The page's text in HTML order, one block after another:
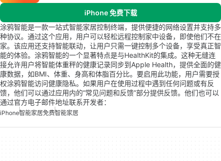
iPhone 免费下载
涂鸦智能是一款一站式智能家居控制终端，提供便捷的网络设置并支持多
种协议。通过这个应用，用户可以轻松远程控制家中设备，即使他们不在
家。该应用还支持智能联动，让用户只需一键控制多个设备，享受真正智
能的体验。涂鸦智能的一个显著特点是与HealthKit的集成。这种无缝连
接允许用户将智能体重秤的健康记录同步到Apple Health，提供全面的健
康数据，如BMI、体重、身高和体脂百分比。要启用此功能，用户需要授
权涂鸦智能访问健康隐私。如果用户在使用过程中遇到任何问题或有反
馈，他们可以通过应用内的“常见问题和反馈”部分提供反馈。他们也可以
通过官方电子邮件地址联系开发者：
iPhone智能家居免费智能家居